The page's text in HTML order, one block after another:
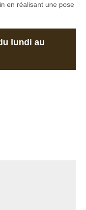
en réalisant une pose
lundi au